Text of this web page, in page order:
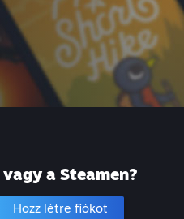
vagy a Steamen?
Hozz létre fiókot